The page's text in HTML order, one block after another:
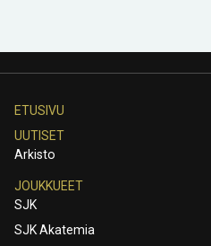
ETUSIVU
UUTISET
Arkisto
JOUKKUEET
SJK
SJK Akatemia